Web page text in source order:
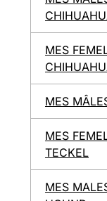
MES
MES
MES
TECKEL
MES